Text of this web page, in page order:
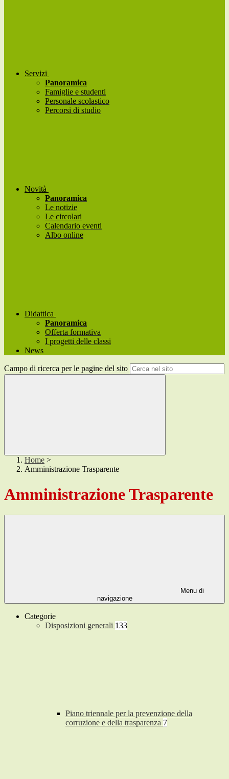
Servizi
Panoramica
Famiglie e studenti
Personale scolastico
Percorsi di studio
Novità
Panoramica
Le notizie
Le circolari
Calendario eventi
Albo online
Didattica
Panoramica
Offerta formativa
I progetti delle classi
News
Campo di ricerca per le pagine del sito
Home >
Amministrazione Trasparente
Amministrazione Trasparente
Menu di
navigazione
Categorie
Disposizioni generali 133
Piano triennale per la prevenzione della
corruzione e della trasparenza 7